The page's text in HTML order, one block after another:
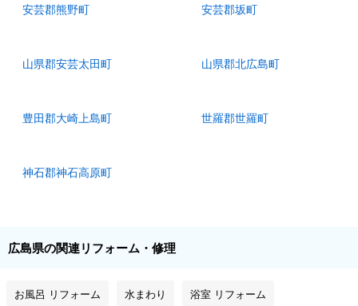
安芸郡熊野町 安芸郡坂町
山県郡安芸太田町 山県郡北広島町
豊田郡大崎上島町 世羅郡世羅町
神石郡神石高原町
広島県の関連リフォーム・修理
お風呂 リフォーム 水まわり 浴室 リフォーム